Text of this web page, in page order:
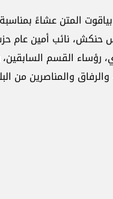
المتن عشاءً
حنكش، نائب أمين عام
رؤساء القسم السابقين،
والمناصرين من